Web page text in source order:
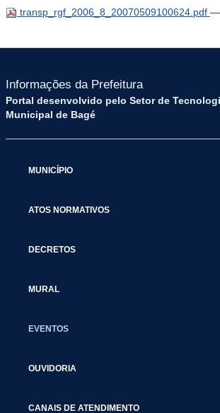
transp_rgf_2006_8_20070509100624.pdf —
Informações da Prefeitura
Portal desenvolvido pelo Setor de
Municipal de Bagé
MUNICÍPIO
ATOS NORMATIVOS
DECRETOS
MURAL
EVENTOS
OUVIDORIA
CANAIS DE ATENDIMENTO